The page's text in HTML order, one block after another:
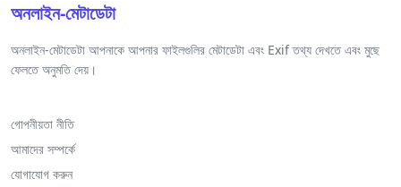
অনলাইন-মেটাডেটা
অনলাইন-মেটাডেটা আপনাকে আপনার ফাইলগুলির মেটাডেটা এবং Exif তথ্য দেখতে এবং মুছে
ফেলতে অনুমতি দেয়।
গোপনীয়তা নীতি
আমাদের সম্পর্কে
যোগাযোগ করুন